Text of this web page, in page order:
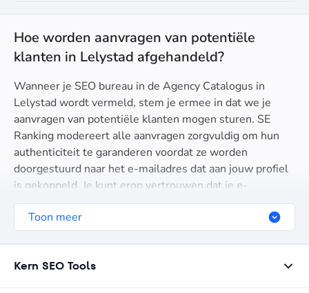
Hoe worden aanvragen van potentiële
klanten in Lelystad afgehandeld?
Wanneer je SEO bureau in de Agency Catalogus in
Lelystad wordt vermeld, stem je ermee in dat we je
aanvragen van potentiële klanten mogen sturen. SE
Ranking modereert alle aanvragen zorgvuldig om hun
authenticiteit te garanderen voordat ze worden
doorgestuurd naar het e-mailadres dat aan jouw profiel
is gekoppeld. Je kunt erop vertrouwen dat je e-
mailadres vertrouwelijk blijft en niet met klanten wordt
gedeeld. We sturen de aanvragen rechtstreeks naar je
mailbox. Door te worden vermeld tussen andere top
van je e-mailadres voor dit doel en verbind je je eraan
Toon meer
Kern SEO Tools